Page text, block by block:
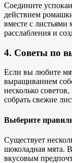
Соедините
действием
вместе с листьями
расслабления и
4. Советы по
Если вы любите
выращиванием
несколько
собрать свежие
Выберите
Существует
шоколадная мята.
вкусовым